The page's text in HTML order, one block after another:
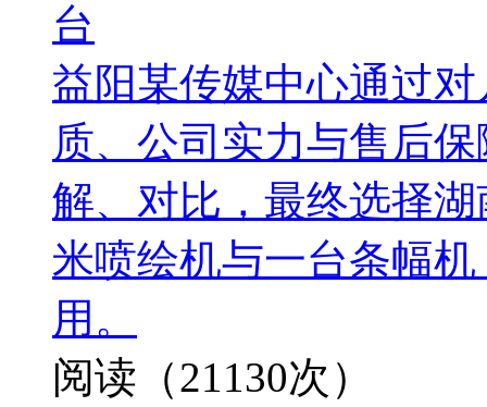
台
益阳某传媒中心通过
质、公司实力与售后
解、对比，最终选择
米喷绘机与一台条幅
用。
阅读（21130次）